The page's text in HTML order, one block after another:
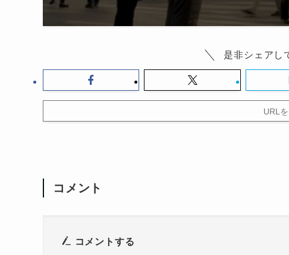
是非シェアし
URL
コメント
コメントする